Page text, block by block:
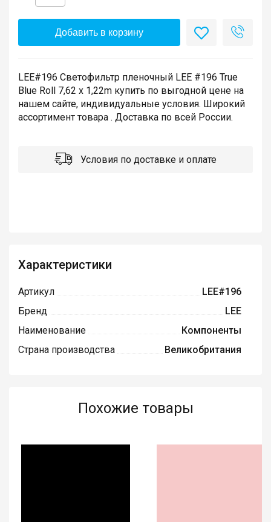
Добавить в корзину
LEE#196 Светофильтр пленочный LEE #196 True
Blue Roll 7,62 x 1,22m купить по выгодной цене на
нашем сайте, индивидуальные условия. Широкий
ассортимент товара . Доставка по всей России.
Условия по доставке и оплате
Характеристики
Артикул
LEE#196
Бренд
LEE
Наименование
Компоненты
Страна производства
Великобритания
Похожие товары